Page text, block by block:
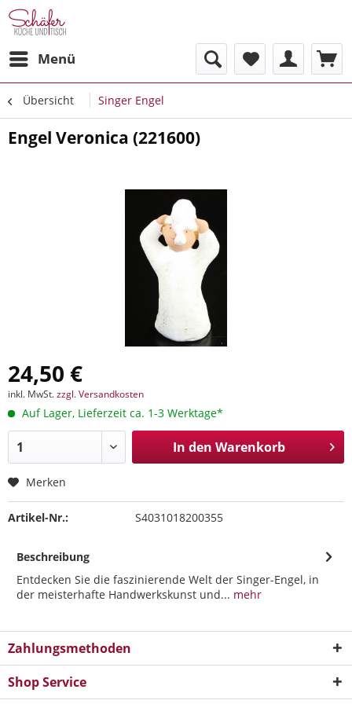
Menü
Übersicht Singer Engel
Engel Veronica (221600)
24,50 €
inkl. MwSt.zzgl. Versandkosten
Auf Lager, Lieferzeit ca. 1-3 Werktage*
In den Warenkorb
Merken
Artikel-Nr.: S4031018200355
Beschreibung
Entdecken Sie die faszinierende Welt der Singer-Engel, in
der meisterhafte Handwerkskunst und... mehr
Zahlungsmethoden
Shop Service